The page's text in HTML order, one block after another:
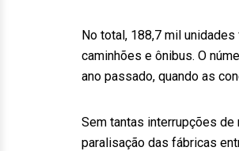
No total, 188,7 mil
caminhões e ônibus. O
ano passado, quando as
Sem tantas interrupções
paralisação das fábricas